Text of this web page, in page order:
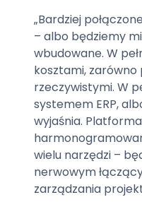
„Bardziej
– albo będziemy
wbudowane. W
kosztami, zarówno
rzeczywistymi. W
systemem ERP,
wyjaśnia.
wielu narzędzi –
nerwowym
zarządzania